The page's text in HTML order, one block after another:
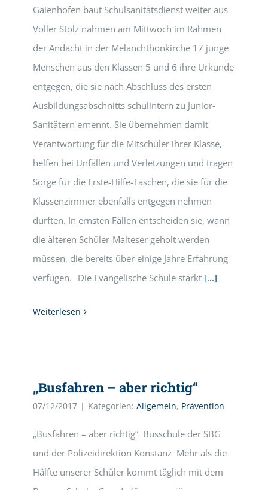
Gaienhofen baut Schulsanitätsdienst weiter aus
Voller Stolz nahmen am Mittwoch im Rahmen
der Andacht in der Melanchthonkirche 17 junge
Menschen aus den Klassen 5 und 6 ihre Urkunde
entgegen, die sie nach Abschluss des ersten
Ausbildungsabschnitts schulintern zu Junior-
Sanitätern ernennt. Sie übernehmen damit
Verantwortung für die Mitschüler ihrer Klasse,
helfen bei Unfällen und Verletzungen und tragen
Sorge für die Erste-Hilfe-Taschen, die sie für die
Klassenzimmer ebenfalls entgegen nehmen
durften. In ernsten Fällen entscheiden sie, wann
die älteren Schüler-Malteser geholt werden
müssen, die bereits über einige Jahre Erfahrung
verfügen. Die Evangelische Schule stärkt [...]
Weiterlesen
„Busfahren – aber richtig“
07/12/2017 | Kategorien: Allgemein, Prävention
„Busfahren – aber richtig“ Busschule der SBG
und der Polizeidirektion Konstanz Mehr als die
Hälfte unserer Schüler kommt täglich mit dem